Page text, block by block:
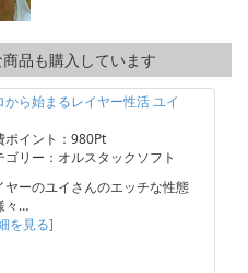
品も購入しています
から始まるレイヤー性活 ユイ
ポイント：980Pt
ゴリー：オルスタックソフト
ヤーのユイさんのエッチな性態
々…
を見る]